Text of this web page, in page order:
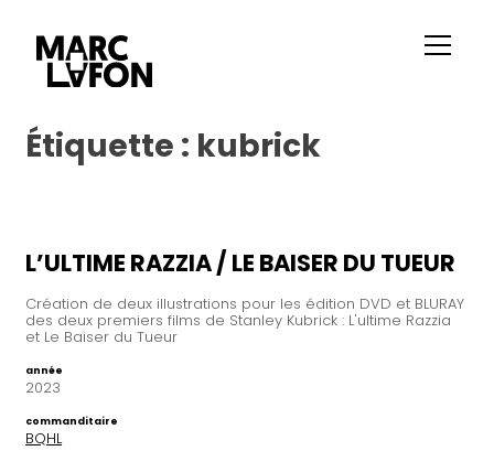
Étiquette : kubrick
L’ULTIME RAZZIA / LE BAISER DU TUEUR
Création de deux illustrations pour les édition DVD et BLURAY
des deux premiers films de Stanley Kubrick : L'ultime Razzia
et Le Baiser du Tueur
année
2023
commanditaire
BQHL